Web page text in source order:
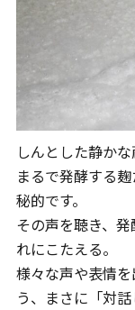
しんとした静か
まるで発酵する
秘的です。
その声を聴き、
れにこたえる。
様々な声や表情
う、まさに「対話